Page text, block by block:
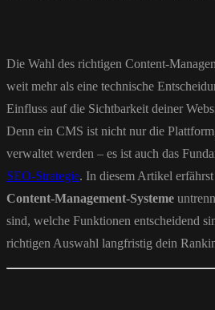
Die Wahl des richtigen Content-
weit mehr als eine technische
Einfluss auf die Sichtbarkeit deiner
Denn ein CMS ist nicht nur die
verwaltet werden – es ist auch das
SEO-Strategie. In diesem Artikel
Content-Management-Systeme
sind, welche Funktionen entscheidend
richtigen Auswahl langfristig dein